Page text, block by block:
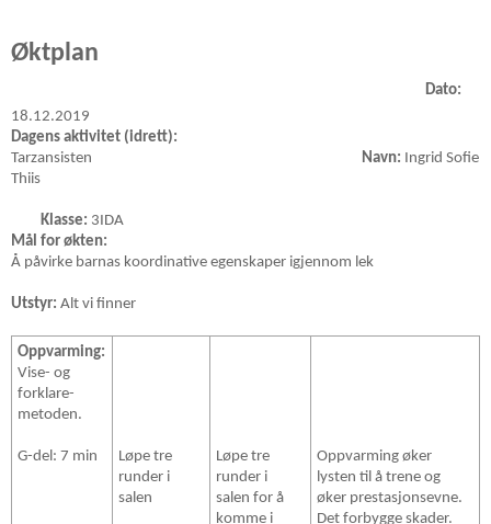
Øktplan
Dato:
18.12.2019
Dagens aktivitet (idrett):
Tarzansisten
Navn: Ingrid Sofie
Thiis
Klasse: 3IDA
Mål for økten:
Å påvirke barnas koordinative egenskaper igjennom lek
Utstyr: Alt vi finner
Oppvarming:
Vise- og
forklare-
metoden.
G-del: 7 min
Løpe tre
runder i
salen
Løpe tre
runder i
salen for å
komme i
Oppvarming øker
lysten til å trene og
øker prestasjonsevne.
Det forbygge skader.